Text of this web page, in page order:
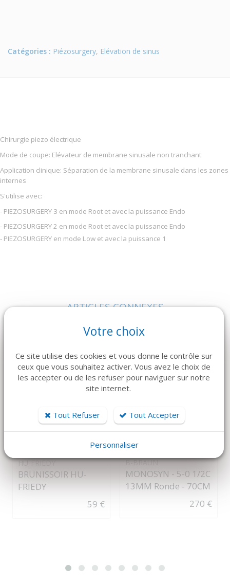
Catégories : Piézosurgery, Elévation de sinus
Chirurgie piezo électrique
Mode de coupe: Elévateur de membrane sinusale non tranchant
Application clinique: Séparation de la membrane sinusale dans les zones
internes
S'utilise avec:
- PIEZOSURGERY 3 en mode Root et avec la puissance Endo
- PIEZOSURGERY 2 en mode Root et avec la puissance Endo
- PIEZOSURGERY en mode Low et avec la puissance 1
ARTICLES CONNEXES
Dans la même famille de produits, découvrez également ces
produits plébiscités par nos clients
HU-FRIEDY
BRUNISSOIR HU-
FRIEDY
59 €
B-BRAUN
MONOSYN - 5-0 1/2C
13MM Ronde - 70CM
270 €
Votre choix
Ce site utilise des cookies et vous donne le contrôle sur
ceux que vous souhaitez activer. Vous avez le choix de
les accepter ou de les refuser pour naviguer sur notre
site internet.
Tout Refuser Tout Accepter
Personnaliser